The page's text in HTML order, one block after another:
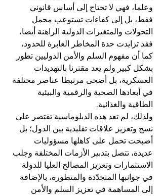
وعلما، فهي لا تحتاج إلى أساس قانوني
فقط، بل إلى كفاءات تستوعب مجمل
التحولات والمتغيرات الدولية الراهنة أيضا،
فقد تزايدت حدة المخاطر العابرة للحدود،
كما أن مفهوم السلم والأمن الدوليين تطور
بشكل كبير ولم يعد مقترنا بالتهديدات
العسكرية، بل أضحى مرتبطا عناصر مختلفة
في أبعادها الصحية والرقمية والبيئية
الطاقية والغذائية.
ولذلك، لم تعد هذه الدبلوماسية تقتصر على
نسج وتعزيز علاقات تقليدية بين الدول؛ بل
أصبحت تحمل على كاهلها مسؤوليات
عديدة، تتصل بتدبير الأزمات المختلفة وجلب
الاستثمارات وتعزيز المصالح العليا للدولة
في جوانبها المتجدّدة والمتطورة، بالإضافة
إلى المساهمة في تعزيز السلم والأمن